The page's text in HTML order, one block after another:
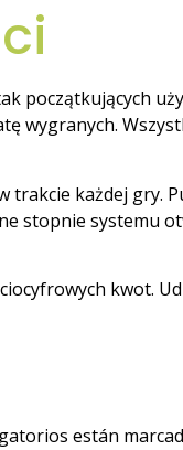
początkujących
wygranych.
każdej gry.
stopnie systemu
kwot.
están